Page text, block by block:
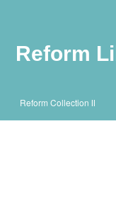
Reform
Reform Collection Ⅱ